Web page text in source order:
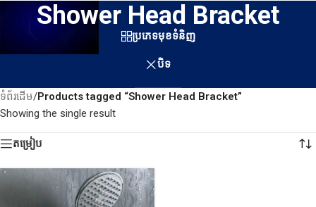
Shower Head Bracket
ប្រភេទមុខទំនិញ
បិទ
ទំព័រដើម/Products tagged “Shower Head Bracket”
Showing the single result
តម្រៀប